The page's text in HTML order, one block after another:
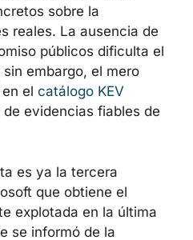
de
de los
ni CISA han
sobre la
reales. La ausencia
sin
de su inclusión en el
la existencia de